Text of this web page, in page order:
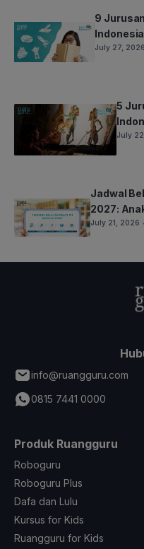
9
July 27, 2026
5
July
Jadwal
2027:
July 21, 2026
info@ruangguru.com
0815 7441 0000
Produk Ruangguru
Roboguru
Roboguru Plus
Dafa dan Lulu
Kursus for Kids
Ruangguru for Kids